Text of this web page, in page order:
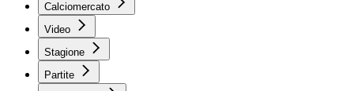
Calciomercato
Video
Stagione
Partite